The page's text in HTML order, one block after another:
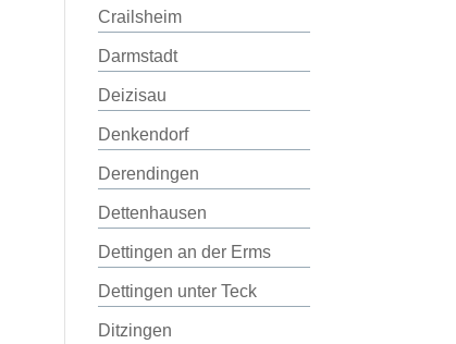
Crailsheim
Darmstadt
Deizisau
Denkendorf
Derendingen
Dettenhausen
Dettingen an der Erms
Dettingen unter Teck
Ditzingen